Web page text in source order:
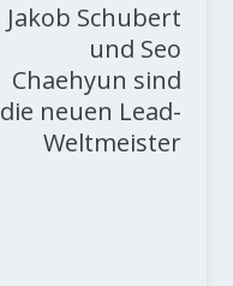
Jakob Schubert
und Seo
Chaehyun sind
die neuen Lead-
Weltmeister